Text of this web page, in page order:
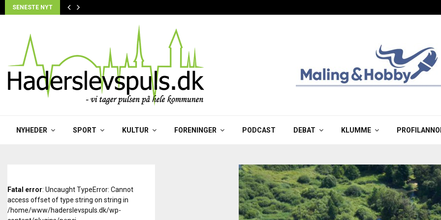
SENESTE NYT
NYHEDER SPORT KULTUR FORENINGER PODCAST DEBAT KLUMME
Fatal error: Uncaught TypeError: Cannot
access offset of type string on string in
/home/www/haderslevspuls.dk/wp-